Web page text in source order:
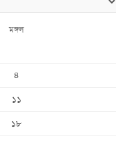
মঙ্গল
৪
১১
১৮